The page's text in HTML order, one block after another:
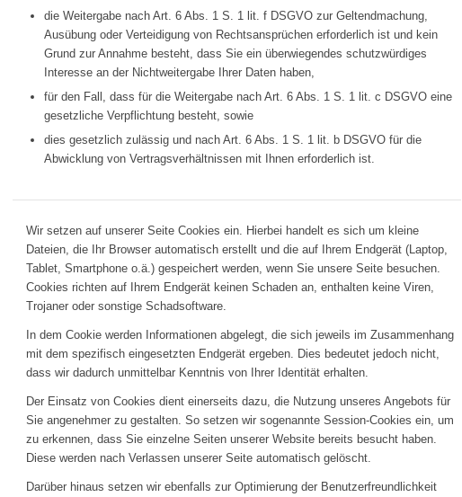
die Weitergabe nach Art. 6 Abs. 1 S. 1 lit. f DSGVO zur Geltendmachung,
Ausübung oder Verteidigung von Rechtsansprüchen erforderlich ist und kein
Grund zur Annahme besteht, dass Sie ein überwiegendes schutzwürdiges
Interesse an der Nichtweitergabe Ihrer Daten haben,
für den Fall, dass für die Weitergabe nach Art. 6 Abs. 1 S. 1 lit. c DSGVO eine
gesetzliche Verpflichtung besteht, sowie
dies gesetzlich zulässig und nach Art. 6 Abs. 1 S. 1 lit. b DSGVO für die
Abwicklung von Vertragsverhältnissen mit Ihnen erforderlich ist.
Wir setzen auf unserer Seite Cookies ein. Hierbei handelt es sich um kleine
Dateien, die Ihr Browser automatisch erstellt und die auf Ihrem Endgerät (Laptop,
Tablet, Smartphone o.ä.) gespeichert werden, wenn Sie unsere Seite besuchen.
Cookies richten auf Ihrem Endgerät keinen Schaden an, enthalten keine Viren,
Trojaner oder sonstige Schadsoftware.
In dem Cookie werden Informationen abgelegt, die sich jeweils im Zusammenhang
mit dem spezifisch eingesetzten Endgerät ergeben. Dies bedeutet jedoch nicht,
dass wir dadurch unmittelbar Kenntnis von Ihrer Identität erhalten.
Der Einsatz von Cookies dient einerseits dazu, die Nutzung unseres Angebots für
Sie angenehmer zu gestalten. So setzen wir sogenannte Session-Cookies ein, um
zu erkennen, dass Sie einzelne Seiten unserer Website bereits besucht haben.
Diese werden nach Verlassen unserer Seite automatisch gelöscht.
Darüber hinaus setzen wir ebenfalls zur Optimierung der Benutzerfreundlichkeit